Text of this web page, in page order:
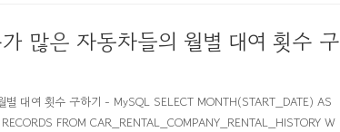
많은 자동차들의 월별 대여 횟수 구
대여 횟수 구하기 - MySQL SELECT MONTH(START_DATE) AS
FROM CAR_RENTAL_COMPANY_RENTAL_HISTORY W